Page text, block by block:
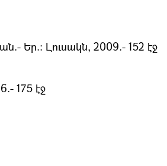
Եր.։ Լուսակն, 2009.- 152 էջ
175 էջ